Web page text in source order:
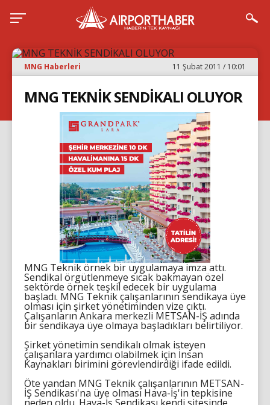
MNG Haberleri 11 Şubat 2011 / 10:01
MNG TEKNİK SENDİKALI OLUYOR
MNG Teknik örnek bir uygulamaya imza attı.
Sendikal örgütlenmeye sıcak bakmayan özel
sektörde örnek teşkil edecek bir uygulama
başladı. MNG Teknik çalışanlarının sendikaya üye
olması için şirket yönetiminden vize çıktı.
Çalışanların Ankara merkezli METSAN-İŞ adında
bir sendikaya üye olmaya başladıkları belirtiliyor.
Şirket yönetimin sendikalı olmak isteyen
çalışanlara yardımcı olabilmek için İnsan
Kaynakları birimini görevlendirdiği ifade edildi.
Öte yandan MNG Teknik çalışanlarının METSAN-
İŞ Sendikası'na üye olması Hava-İş'in tepkisine